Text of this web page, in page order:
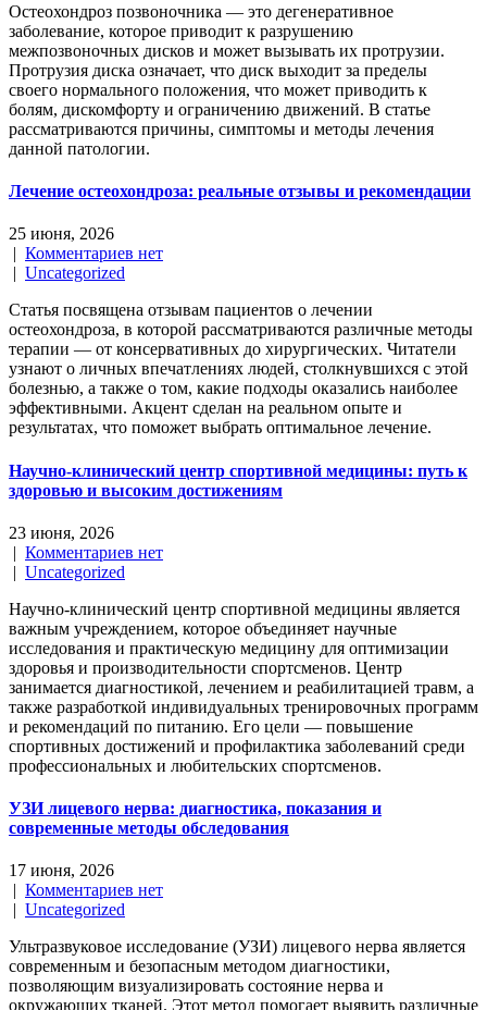
Остеохондроз позвоночника — это дегенеративное
заболевание, которое приводит к разрушению
межпозвоночных дисков и может вызывать их протрузии.
Протрузия диска означает, что диск выходит за пределы
своего нормального положения, что может приводить к
болям, дискомфорту и ограничению движений. В статье
рассматриваются причины, симптомы и методы лечения
данной патологии.
Лечение остеохондроза: реальные отзывы и рекомендации
25 июня, 2026
| Комментариев нет
| Uncategorized
Статья посвящена отзывам пациентов о лечении
остеохондроза, в которой рассматриваются различные методы
терапии — от консервативных до хирургических. Читатели
узнают о личных впечатлениях людей, столкнувшихся с этой
болезнью, а также о том, какие подходы оказались наиболее
эффективными. Акцент сделан на реальном опыте и
результатах, что поможет выбрать оптимальное лечение.
Научно-клинический центр спортивной медицины: путь к
здоровью и высоким достижениям
23 июня, 2026
| Комментариев нет
| Uncategorized
Научно-клинический центр спортивной медицины является
важным учреждением, которое объединяет научные
исследования и практическую медицину для оптимизации
здоровья и производительности спортсменов. Центр
занимается диагностикой, лечением и реабилитацией травм, а
также разработкой индивидуальных тренировочных программ
и рекомендаций по питанию. Его цели — повышение
спортивных достижений и профилактика заболеваний среди
профессиональных и любительских спортсменов.
УЗИ лицевого нерва: диагностика, показания и
современные методы обследования
17 июня, 2026
Комментариев нет
Uncategorized
Ультразвуковое исследование (УЗИ) лицевого нерва является
современным и безопасным методом диагностики,
позволяющим визуализировать состояние нерва и
окружающих тканей. Этот метод помогает выявить различные